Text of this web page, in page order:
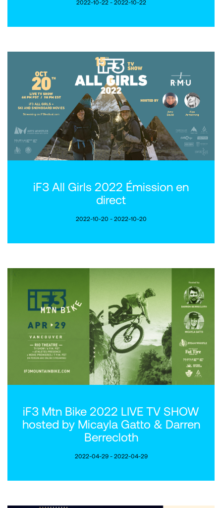
2022-10-22 - 2022-10-22
iF3 All Girls 2022 Émission en
direct
2022-10-20 - 2022-10-20
iF3 Mtn Bike 2022 LIVE TV SHOW
hosted by Micayla Gatto & Darren
Berrecloth
2022-04-29 - 2022-04-29